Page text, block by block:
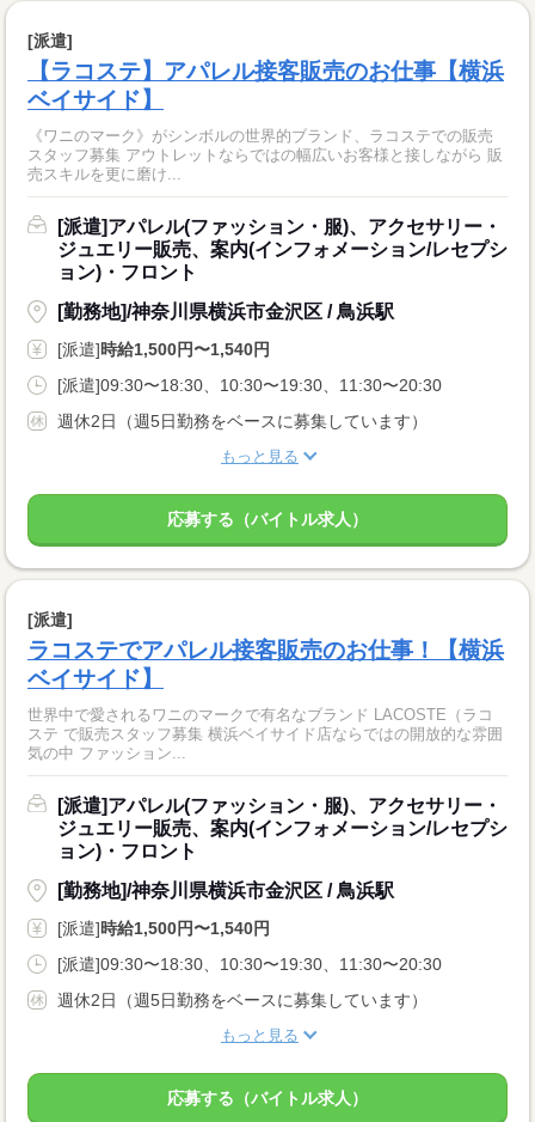
[派遣]
【ラコステ】アパレル接客販売のお仕事【横浜
ベイサイド】
《ワニのマーク》がシンボルの世界的ブランド、ラコステでの販売
スタッフ募集 アウトレットならではの幅広いお客様と接しながら 販
売スキルを更に磨け...
[派遣]アパレル(ファッション・服)、アクセサリー・
ジュエリー販売、案内(インフォメーション/レセプシ
ョン)・フロント
[勤務地]/神奈川県横浜市金沢区 / 鳥浜駅
[派遣]時給1,500円〜1,540円
[派遣]09:30〜18:30、10:30〜19:30、11:30〜20:30
週休2日（週5日勤務をベースに募集しています）
もっと見る
応募する（バイトル求人）
[派遣]
ラコステでアパレル接客販売のお仕事！【横浜
ベイサイド】
世界中で愛されるワニのマークで有名なブランド LACOSTE（ラコ
ステ で販売スタッフ募集 横浜ベイサイド店ならではの開放的な雰囲
気の中 ファッション...
[派遣]アパレル(ファッション・服)、アクセサリー・
ジュエリー販売、案内(インフォメーション/レセプシ
ョン)・フロント
[勤務地]/神奈川県横浜市金沢区 / 鳥浜駅
[派遣]時給1,500円〜1,540円
[派遣]09:30〜18:30、10:30〜19:30、11:30〜20:30
週休2日（週5日勤務をベースに募集しています）
もっと見る
応募する（バイトル求人）